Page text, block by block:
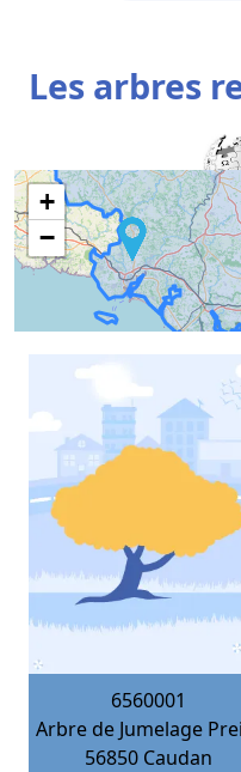
Les arbres
+
−
6560001
Arbre de Jumelage
56850 Caudan